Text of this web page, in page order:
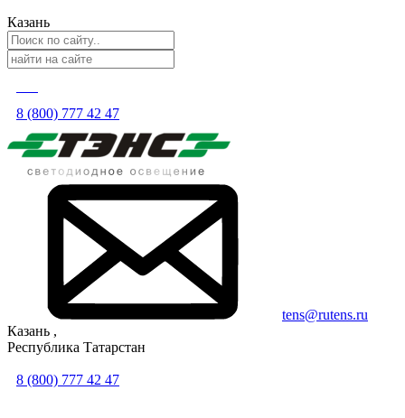
Казань
8 (800) 777 42 47
tens@rutens.ru
Казань ,
Республика Татарстан
8 (800) 777 42 47